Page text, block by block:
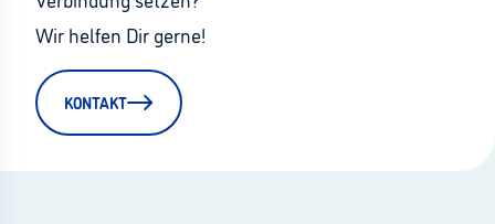
Wir helfen Dir gerne!
KONTAKT